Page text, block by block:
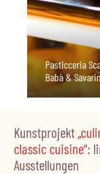
Pasticceria
Babà &
Kunstprojekt
classic cuisine“:
Ausstellungen